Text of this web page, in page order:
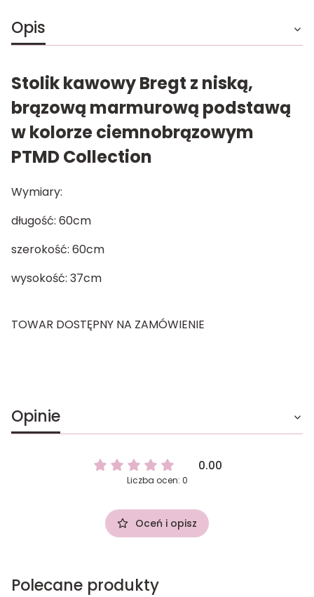
Opis
Stolik kawowy Bregt z niską,
brązową marmurową podstawą
w kolorze ciemnobrązowym
PTMD Collection
Wymiary:
długość: 60cm
szerokość: 60cm
wysokość: 37cm
TOWAR DOSTĘPNY NA ZAMÓWIENIE
Opinie
0.00
Liczba ocen: 0
Oceń i opisz
Polecane produkty